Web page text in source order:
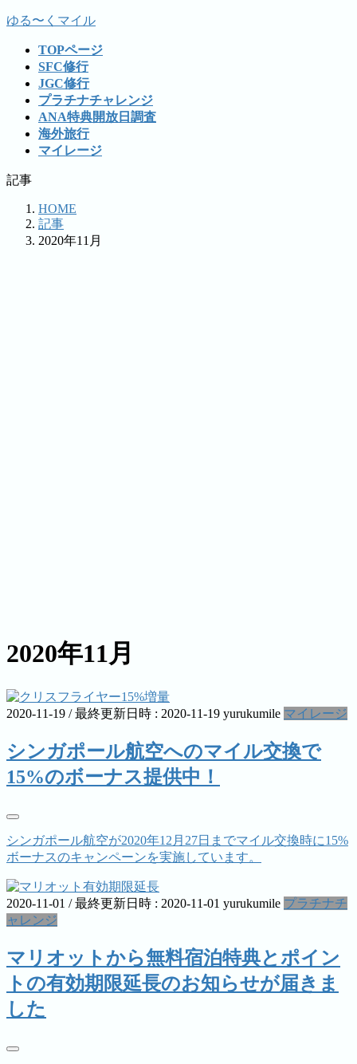
コ
ナ
ゆる〜くマイル
TOPページ
SFC修行
JGC修行
プラチナチャレンジ
ANA特典開放日調査
海外旅行
マイレージ
記事
HOME
記事
2020年11月
2020年11月
2020-11-19 / 最終更新日時 : 2020-11-19 yurukumile マイレージ
シンガポール航空へのマイル交換で
15%のボーナス提供中！
シンガポール航空が2020年12月27日までマイル交換時に15%
ボーナスのキャンペーンを実施しています。
2020-11-01 / 最終更新日時 : 2020-11-01 yurukumile プラチナチ
ャレンジ
マリオットから無料宿泊特典とポイン
トの有効期限延長のお知らせが届きま
した